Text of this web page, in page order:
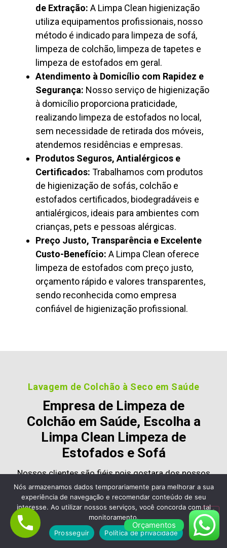
de Extração: A Limpa Clean higienização
utiliza equipamentos profissionais, nosso
método é indicado para limpeza de sofá,
limpeza de colchão, limpeza de tapetes e
limpeza de estofados em geral.
Atendimento à Domicílio com Rapidez e
Segurança: Nosso serviço de higienização
à domicílio proporciona praticidade,
realizando limpeza de estofados no local,
sem necessidade de retirada dos móveis,
atendemos residências e empresas.
Produtos Seguros, Antialérgicos e
Certificados: Trabalhamos com produtos
de higienização de sofás, colchão e
estofados certificados, biodegradáveis e
antialérgicos, ideais para ambientes com
crianças, pets e pessoas alérgicas.
Preço Justo, Transparência e Excelente
Custo-Benefício: A Limpa Clean oferece
limpeza de estofados com preço justo,
orçamento rápido e valores transparentes,
sendo reconhecida como empresa
confiável de higienização profissional.
Lavagem de Colchão à Seco em Saúde
Empresa de Limpeza de
Colchão em Saúde, Escolha a
Limpa Clean Limpeza de
Estofados e Sofá
Nossos clientes são fiéis pois gostara dos nossos
serviços e nos recomendam, veja alguns desses
comentários:
Orçamentos
Nós armazenamos dados temporariamente para melhorar a sua
experiência de navegação e recomendar conteúdo de seu
interesse. Ao utilizar nossos serviços, você concorda com tal
monitoramento.
Prosseguir
Política de privacidade